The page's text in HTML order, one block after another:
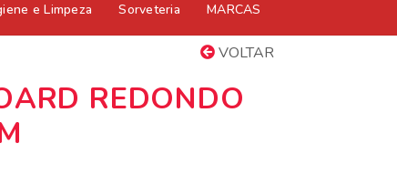
e Limpeza Sorveteria MARCAS
VOLTAR
REDONDO